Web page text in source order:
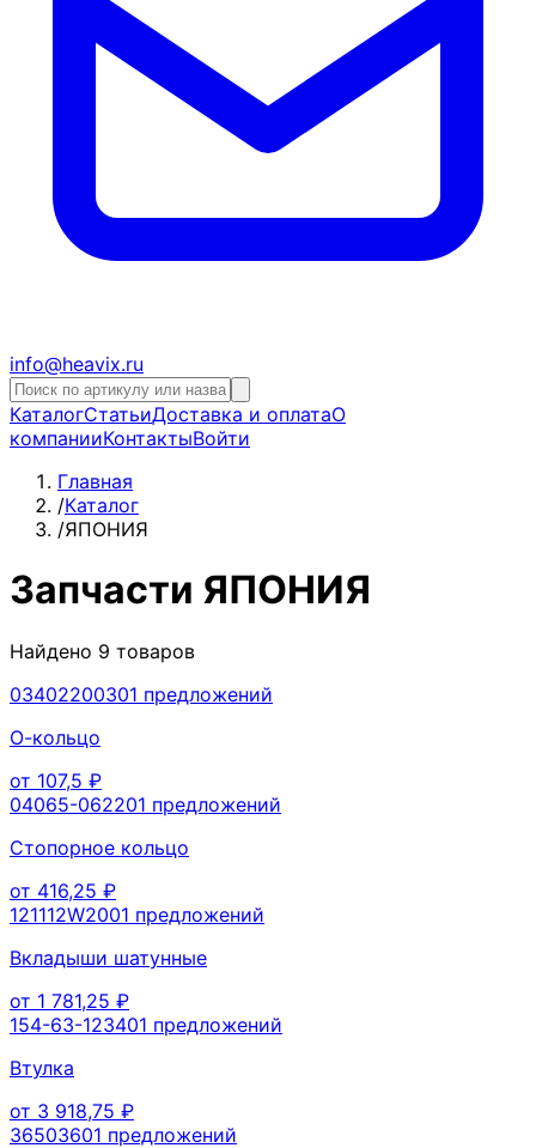
info@heavix.ru
КаталогСтатьиДоставка и оплатаО
компанииКонтактыВойти
Главная
/Каталог
/ЯПОНИЯ
Запчасти ЯПОНИЯ
Найдено 9 товаров
03402200301 предложений
О-кольцо
от 107,5 ₽
04065-062201 предложений
Стопорное кольцо
от 416,25 ₽
121112W2001 предложений
Вкладыши шатунные
от 1 781,25 ₽
154-63-123401 предложений
Втулка
от 3 918,75 ₽
36503601 предложений